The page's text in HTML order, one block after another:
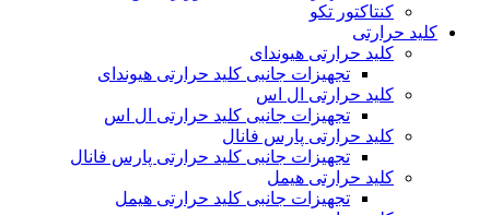
کنتاکتور تکو
کلید حرارتی
کلید حرارتی هیوندای
تجهیزات جانبی کلید حرارتی هیوندای
کلید حرارتی ال اس
تجهیزات جانبی کلید حرارتی ال اس
کلید حرارتی پارس فانال
تجهیزات جانبی کلید حرارتی پارس فانال
کلید حرارتی هیمل
تجهیزات جانبی کلید حرارتی هیمل